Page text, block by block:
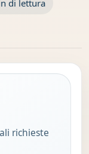
di lettura
richieste